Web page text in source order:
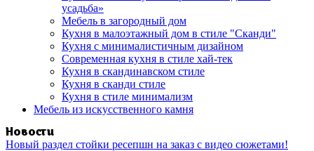
усадьба»
Мебель в загородный дом
Кухня в малоэтажный дом в стиле "Сканди"
Кухня с минималистичным дизайном
Современная кухня в стиле хай-тек
Кухня в скандинавском стиле
Кухня в сканди стиле
Кухня в стиле минимализм
Мебель из искусственного камня
Новости
Новый раздел стойки ресепшн на заказ с видео сюжетами!